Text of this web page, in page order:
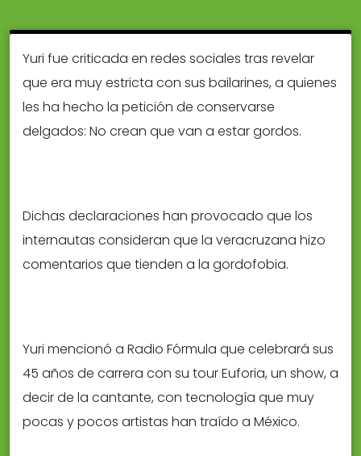
Yuri fue criticada en redes sociales tras revelar
que era muy estricta con sus bailarines, a quienes
les ha hecho la petición de conservarse
delgados: No crean que van a estar gordos.
Dichas declaraciones han provocado que los
internautas consideran que la veracruzana hizo
comentarios que tienden a la gordofobia.
Yuri mencionó a Radio Fórmula que celebrará sus
45 años de carrera con su tour Euforia, un show, a
decir de la cantante, con tecnología que muy
pocas y pocos artistas han traído a México.